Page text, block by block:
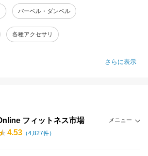
バーベル・ダンベル
各種アクセサリ
さらに表示
フィットネス市場 メニュー
4.53 （4,827件）